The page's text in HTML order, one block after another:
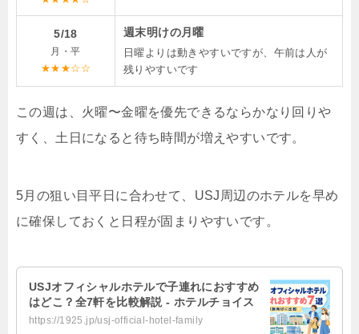
5/18
月・平
★★★☆☆
週末明けの月曜
日曜よりは動きやすいですが、午前は人が
残りやすいです
この週は、火曜〜金曜を優先できるならかなり回りや
すく、土日になると待ち時間が増えやすいです。
5月の狙い目平日に合わせて、USJ周辺のホテルを早め
に確保しておくと日程が固まりやすいです。
USJオフィシャルホテルで子連れにおすすめ
はどこ？全7軒を比較解説 - ホテルチョイス
https://1925.jp/usj-official-hotel-family